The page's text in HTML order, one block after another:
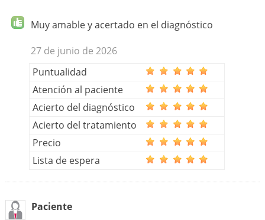
Muy amable y acertado en el diagnóstico
27 de junio de 2026
Puntualidad
Atención al paciente
Acierto del diagnóstico
Acierto del tratamiento
Precio
Lista de espera
Paciente